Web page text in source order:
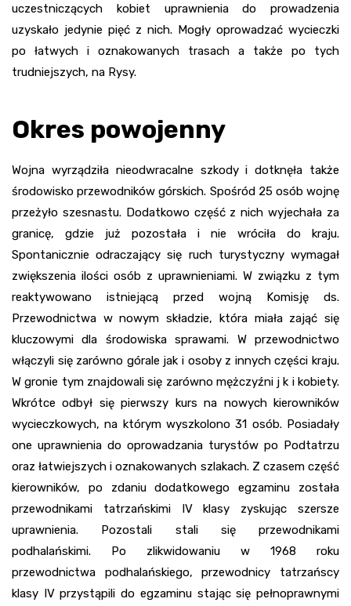
uczestniczących kobiet uprawnienia do prowadzenia
uzyskało jedynie pięć z nich. Mogły oprowadzać wycieczki
po łatwych i oznakowanych trasach a także po tych
trudniejszych, na Rysy.
Okres powojenny
Wojna wyrządziła nieodwracalne szkody i dotknęła także
środowisko przewodników górskich. Spośród 25 osób wojnę
przeżyło szesnastu. Dodatkowo część z nich wyjechała za
granicę, gdzie już pozostała i nie wróciła do kraju.
Spontanicznie odraczający się ruch turystyczny wymagał
zwiększenia ilości osób z uprawnieniami. W związku z tym
reaktywowano istniejącą przed wojną Komisję ds.
Przewodnictwa w nowym składzie, która miała zająć się
kluczowymi dla środowiska sprawami. W przewodnictwo
włączyli się zarówno górale jak i osoby z innych części kraju.
W gronie tym znajdowali się zarówno mężczyźni j k i kobiety.
Wkrótce odbył się pierwszy kurs na nowych kierowników
wycieczkowych, na którym wyszkolono 31 osób. Posiadały
one uprawnienia do oprowadzania turystów po Podtatrzu
oraz łatwiejszych i oznakowanych szlakach. Z czasem część
kierowników, po zdaniu dodatkowego egzaminu została
przewodnikami tatrzańskimi IV klasy zyskując szersze
uprawnienia. Pozostali stali się przewodnikami
podhalańskimi. Po zlikwidowaniu w 1968 roku
przewodnictwa podhalańskiego, przewodnicy tatrzańscy
klasy IV przystąpili do egzaminu stając się pełnoprawnymi